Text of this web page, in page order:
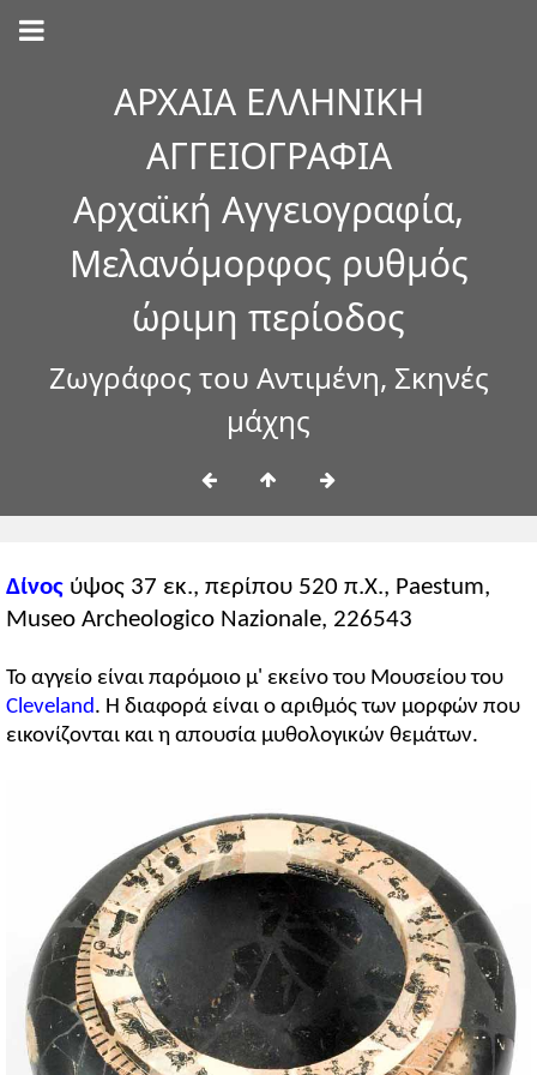
ΑΡΧΑΙΑ ΕΛΛΗΝΙΚΗ
ΑΓΓΕΙΟΓΡΑΦΙΑ
Αρχαϊκή Αγγειογραφία,
Μελανόμορφος ρυθμός
ώριμη περίοδος
Ζωγράφος του Αντιμένη, Σκηνές
μάχης
Δίνος ύψος 37 εκ., περίπου 520 π.Χ., Paestum,
Museo Archeologico Nazionale, 226543
Το αγγείο είναι παρόμοιο μ' εκείνο του Μουσείου του
Cleveland. Η διαφορά είναι ο αριθμός των μορφών που
εικονίζονται και η απουσία μυθολογικών θεμάτων.